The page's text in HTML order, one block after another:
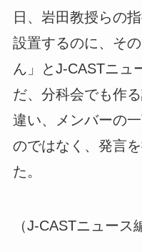
日、岩田教授らの
設置するのに、そ
ん」とJ-CASTニュ
だ、分科会でも作
違い、メンバーの
のではなく、発言
た。
（J-CASTニュー